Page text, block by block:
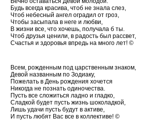
Будь всегда красива, чтоб не знала слез,
Чтоб небесный ангел оградил от гроз,
Чтобы засыпала в неге и любви,
В жизни все, что хочешь, получала б ты.
Чтоб друзья ценили, в радость был рассвет,
Счастья и здоровья впредь на много лет! ©
Всем, рожденным под царственным знаком,
Девой названным по Зодиаку,
Пожелать в День рождения хочется
Никогда не познать одиночества.
Пусть все сложиться ладно и гладко,
Сладкой будет пусть жизнь шоколадкой,
Лишь удачи пусть будут в активе,
И пусть любят Вас все в коллективе! ©